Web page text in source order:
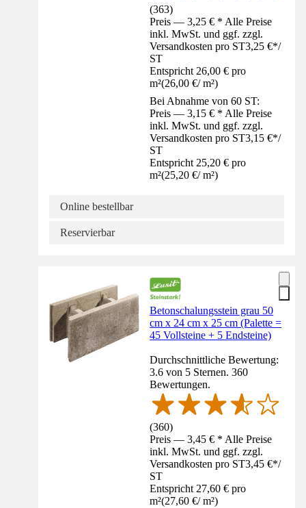
(363)
Preis — 3,25 € * Alle Preise
inkl. MwSt. und ggf. zzgl.
Versandkosten pro ST3,25 €*/
ST
Entspricht 26,00 € pro
m²(26,00 €/ m²)
Bei Abnahme von 60 ST:
Preis — 3,15 € * Alle Preise
inkl. MwSt. und ggf. zzgl.
Versandkosten pro ST3,15 €*/
ST
Entspricht 25,20 € pro
m²(25,20 €/ m²)
Online bestellbar
Reservierbar
Betonschalungsstein grau 50
cm x 24 cm x 25 cm (Palette =
45 Vollsteine + 5 Endsteine)
Durchschnittliche Bewertung:
3.6 von 5 Sternen. 360
Bewertungen.
(360)
Preis — 3,45 € * Alle Preise
inkl. MwSt. und ggf. zzgl.
Versandkosten pro ST3,45 €*/
ST
Entspricht 27,60 € pro
m²(27,60 €/ m²)